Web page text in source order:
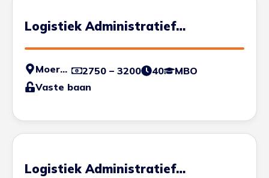
Logistiek Administratief
Medewerker
Moerdijk 2750 – 3200 40
MBO
Vaste baan
Logistiek Administratief